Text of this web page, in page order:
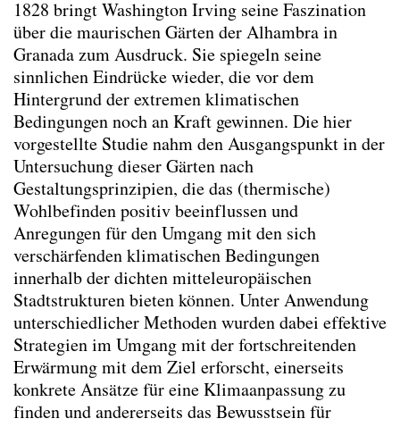
1828 bringt Washington Irving seine Faszination
über die maurischen Gärten der Alhambra in
Granada zum Ausdruck. Sie spiegeln seine
sinnlichen Eindrücke wieder, die vor dem
Hintergrund der extremen klimatischen
Bedingungen noch an Kraft gewinnen. Die hier
vorgestellte Studie nahm den Ausgangspunkt in der
Untersuchung dieser Gärten nach
Gestaltungsprinzipien, die das (thermische)
Wohlbefinden positiv beeinflussen und
Anregungen für den Umgang mit den sich
verschärfenden klimatischen Bedingungen
innerhalb der dichten mitteleuropäischen
Stadtstrukturen bieten können. Unter Anwendung
unterschiedlicher Methoden wurden dabei effektive
Strategien im Umgang mit der fortschreitenden
Erwärmung mit dem Ziel erforscht, einerseits
konkrete Ansätze für eine Klimaanpassung zu
finden und andererseits das Bewusstsein für
Co-Habitation
Kontextspezifität
Klimawandelanpassung
Integrating Physical and Social Variables to
Enhance Understanding of Urban Forestry
key-Indicators(2026)
Aktivismus & Planung : Widerspruch oder
Chance?(2025)
Balancing Nature and Urban Life: Insights
from Public Perceptions of Cheonggye
Stream Restoration in Seoul(2025)
Changing mindsets towards renewable
energy landscapes in Switzerland
Transforming Spaces: Rethinking Urban
Parking Lots for a Sustainable Future
(2025)
Trinkbrunnen - Wasser ist (k)ein Luxusgut
(2025)
Co-creating Climate Resilient Public Spaces